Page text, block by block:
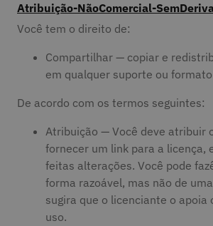
Atribuição-NãoComercial-
Você tem o direito de:
Compartilhar — copiar e
em qualquer suporte ou formato
De acordo com os termos seguintes:
Atribuição — Você deve atribuir
fornecer um link para a licença,
feitas alterações. Você pode
forma razoável, mas não de
sugira que o licenciante o apoia
uso.